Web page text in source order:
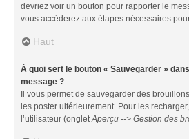
devriez voir un bouton pour rapporter le
vous accéderez aux étapes nécessaires
Haut
À quoi sert le bouton « Sauvegarder »
message ?
Il vous permet de sauvegarder des
les poster ultérieurement. Pour les
l’utilisateur (ongletAperçu --> Gestion des